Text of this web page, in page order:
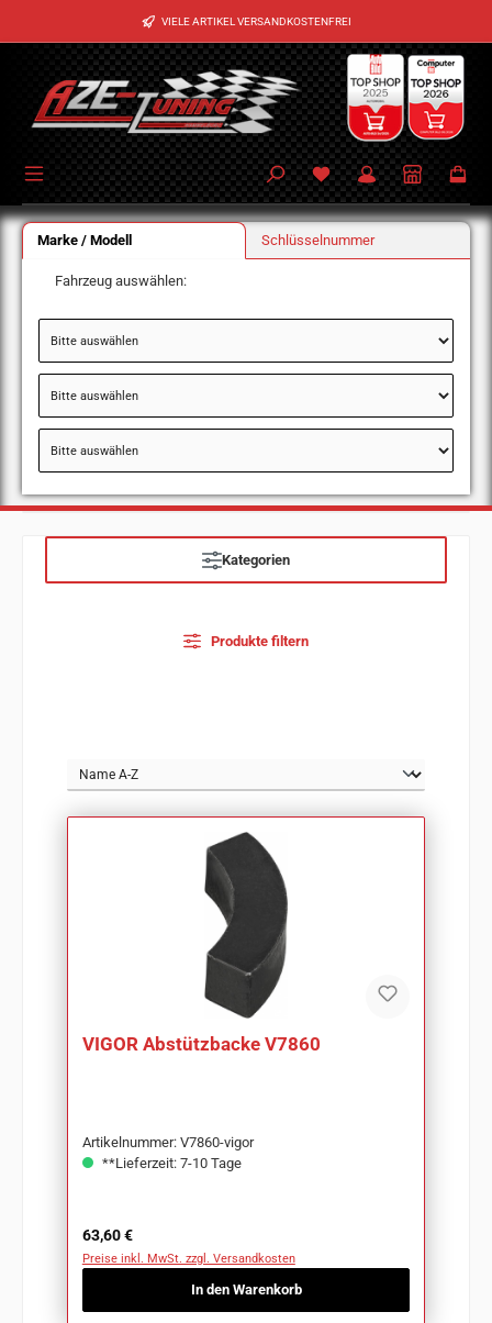
Zum Hauptinhalt springen VIELE ARTIKEL VERSANDKOSTENFREI
Marke / Modell Schlüsselnummer
Fahrzeug auswählen:
Kategorien
Produkte filtern
VIGOR Abstützbacke V7860
Artikelnummer: V7860-vigor
**Lieferzeit: 7-10 Tage
Regulärer Preis:
63,60 €
Preise inkl. MwSt. zzgl. Versandkosten
In den Warenkorb